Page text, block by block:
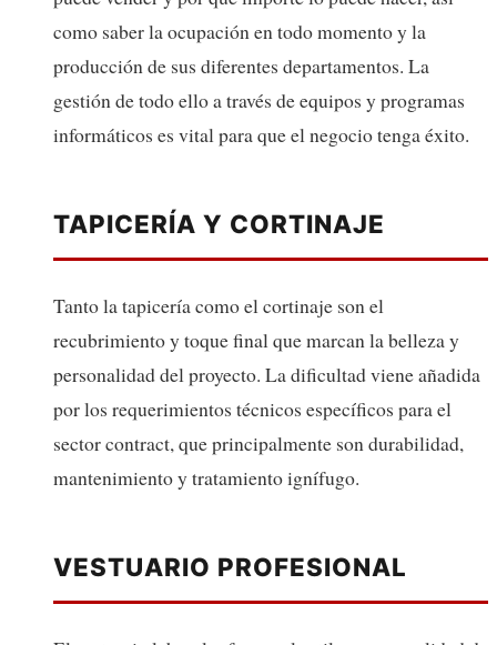
como saber la ocupación en todo momento y la
producción de sus diferentes departamentos. La
gestión de todo ello a través de equipos y programas
informáticos es vital para que el negocio tenga éxito.
TAPICERÍA Y CORTINAJE
Tanto la tapicería como el cortinaje son el
recubrimiento y toque final que marcan la belleza y
personalidad del proyecto. La dificultad viene añadida
por los requerimientos técnicos específicos para el
sector contract, que principalmente son durabilidad,
mantenimiento y tratamiento ignífugo.
VESTUARIO PROFESIONAL